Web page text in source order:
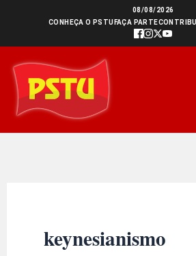
conteúdo
08/08/2026
CONHEÇA O PSTU FAÇA PARTE
keynesianismo